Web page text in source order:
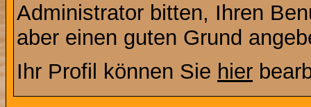
Administrator bitten, Ihren
aber einen guten Grund
Ihr Profil können Sie hier